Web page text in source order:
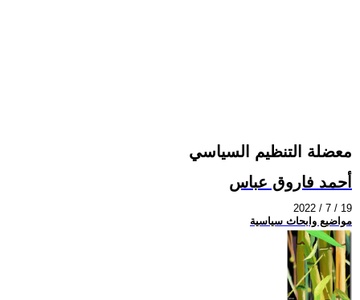
معضلة التنظيم السياسي
أحمد فاروق عباس
2022 / 7 / 19
مواضيع وابحاث سياسية